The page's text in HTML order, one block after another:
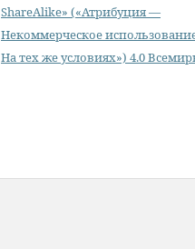
ShareAlike» («Атрибуция —
Некоммерческое
На тех же условиях») 4.0